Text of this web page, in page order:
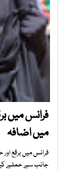
فرانس میں
میں اضافہ
فرانس میں برقع اور
جانب سے حملے